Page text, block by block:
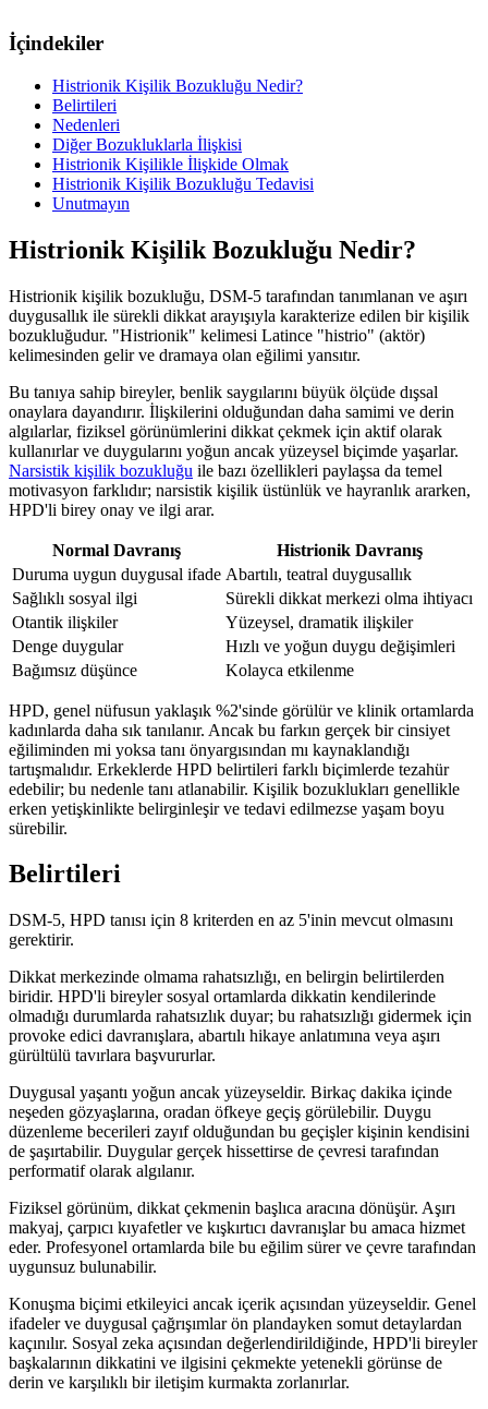
İçindekiler
Histrionik Kişilik Bozukluğu Nedir?
Belirtileri
Nedenleri
Diğer Bozukluklarla İlişkisi
Histrionik Kişilikle İlişkide Olmak
Histrionik Kişilik Bozukluğu Tedavisi
Unutmayın
Histrionik Kişilik Bozukluğu Nedir?
Histrionik kişilik bozukluğu, DSM-5 tarafından tanımlanan ve aşırı
duygusallık ile sürekli dikkat arayışıyla karakterize edilen bir kişilik
bozukluğudur. "Histrionik" kelimesi Latince "histrio" (aktör)
kelimesinden gelir ve dramaya olan eğilimi yansıtır.
Bu tanıya sahip bireyler, benlik saygılarını büyük ölçüde dışsal
onaylara dayandırır. İlişkilerini olduğundan daha samimi ve derin
algılarlar, fiziksel görünümlerini dikkat çekmek için aktif olarak
kullanırlar ve duygularını yoğun ancak yüzeysel biçimde yaşarlar.
Narsistik kişilik bozukluğu ile bazı özellikleri paylaşsa da temel
motivasyon farklıdır; narsistik kişilik üstünlük ve hayranlık ararken,
HPD'li birey onay ve ilgi arar.
Normal Davranış
Histrionik Davranış
Duruma uygun duygusal ifade Abartılı, teatral duygusallık
Sağlıklı sosyal ilgi
Sürekli dikkat merkezi olma ihtiyacı
Otantik ilişkiler
Yüzeysel, dramatik ilişkiler
Denge duygular
Hızlı ve yoğun duygu değişimleri
Bağımsız düşünce
Kolayca etkilenme
HPD, genel nüfusun yaklaşık %2'sinde görülür ve klinik ortamlarda
kadınlarda daha sık tanılanır. Ancak bu farkın gerçek bir cinsiyet
eğiliminden mi yoksa tanı önyargısından mı kaynaklandığı
tartışmalıdır. Erkeklerde HPD belirtileri farklı biçimlerde tezahür
edebilir; bu nedenle tanı atlanabilir. Kişilik bozuklukları genellikle
erken yetişkinlikte belirginleşir ve tedavi edilmezse yaşam boyu
sürebilir.
Belirtileri
DSM-5, HPD tanısı için 8 kriterden en az 5'inin mevcut olmasını
gerektirir.
Dikkat merkezinde olmama rahatsızlığı, en belirgin belirtilerden
biridir. HPD'li bireyler sosyal ortamlarda dikkatin kendilerinde
olmadığı durumlarda rahatsızlık duyar; bu rahatsızlığı gidermek için
provoke edici davranışlara, abartılı hikaye anlatımına veya aşırı
gürültülü tavırlara başvururlar.
Duygusal yaşantı yoğun ancak yüzeyseldir. Birkaç dakika içinde
neşeden gözyaşlarına, oradan öfkeye geçiş görülebilir. Duygu
düzenleme becerileri zayıf olduğundan bu geçişler kişinin kendisini
de şaşırtabilir. Duygular gerçek hissettirse de çevresi tarafından
performatif olarak algılanır.
Fiziksel görünüm, dikkat çekmenin başlıca aracına dönüşür. Aşırı
makyaj, çarpıcı kıyafetler ve kışkırtıcı davranışlar bu amaca hizmet
eder. Profesyonel ortamlarda bile bu eğilim sürer ve çevre tarafından
uygunsuz bulunabilir.
Konuşma biçimi etkileyici ancak içerik açısından yüzeyseldir. Genel
ifadeler ve duygusal çağrışımlar ön plandayken somut detaylardan
kaçınılır. Sosyal zeka açısından değerlendirildiğinde, HPD'li bireyler
başkalarının dikkatini ve ilgisini çekmekte yetenekli görünse de
derin ve karşılıklı bir iletişim kurmakta zorlanırlar.